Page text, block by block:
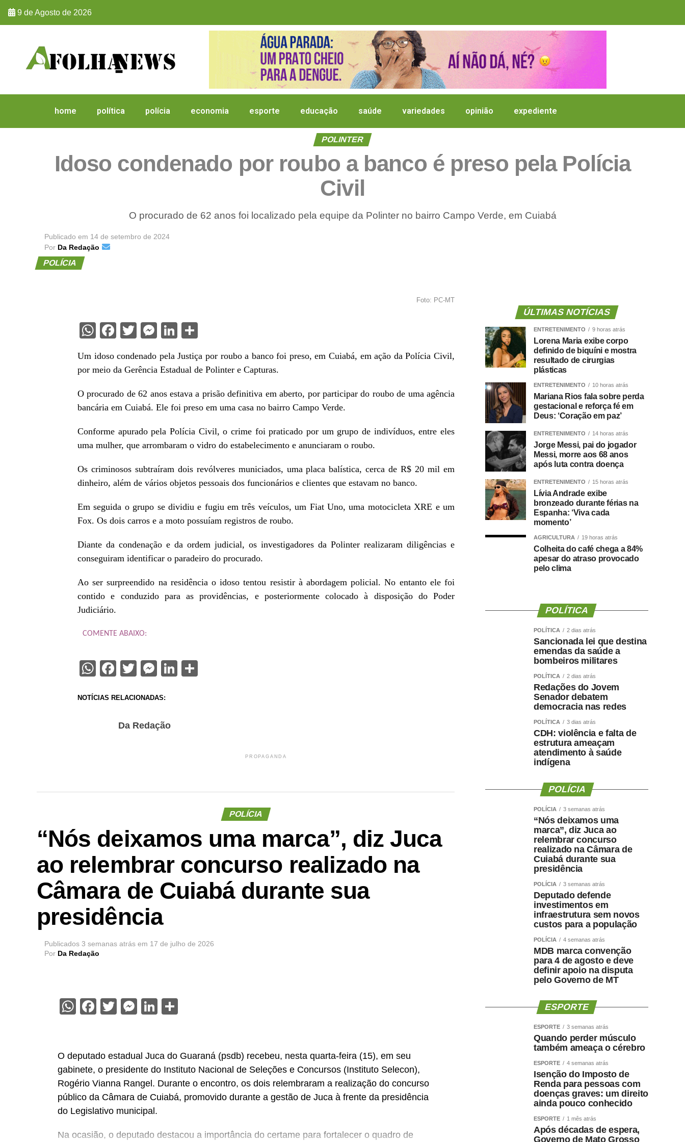
9 de Agosto de 2026
home política polícia economia esporte educação saúde variedades opinião expediente
POLINTER
Idoso condenado por roubo a banco é preso pela Polícia
Civil
O procurado de 62 anos foi localizado pela equipe da Polinter no bairro Campo Verde, em Cuiabá
Publicado em 14 de setembro de 2024
Por Da Redação
POLÍCIA
Foto: PC-MT
WhatsApp
Facebook
TwitterMessenger
LinkedIn
Um idoso condenado pela Justiça por roubo a banco foi preso, em Cuiabá, em ação da Polícia Civil,
por meio da Gerência Estadual de Polinter e Capturas.
O procurado de 62 anos estava a prisão definitiva em aberto, por participar do roubo de uma agência
bancária em Cuiabá. Ele foi preso em uma casa no bairro Campo Verde.
Conforme apurado pela Polícia Civil, o crime foi praticado por um grupo de indivíduos, entre eles
uma mulher, que arrombaram o vidro do estabelecimento e anunciaram o roubo.
Os criminosos subtraíram dois revólveres municiados, uma placa balística, cerca de R$ 20 mil em
dinheiro, além de vários objetos pessoais dos funcionários e clientes que estavam no banco.
Em seguida o grupo se dividiu e fugiu em três veículos, um Fiat Uno, uma motocicleta XRE e um
Fox. Os dois carros e a moto possuíam registros de roubo.
Diante da condenação e da ordem judicial, os investigadores da Polinter realizaram diligências e
conseguiram identificar o paradeiro do procurado.
Ao ser surpreendido na residência o idoso tentou resistir à abordagem policial. No entanto ele foi
contido e conduzido para as providências, e posteriormente colocado à disposição do Poder
Judiciário.
COMENTE ABAIXO:
WhatsApp
Facebook
TwitterMessenger
LinkedIn
NOTÍCIAS RELACIONADAS:
Da Redação
PROPAGANDA
POLÍCIA
“Nós deixamos uma marca”, diz Juca
ao relembrar concurso realizado na
Câmara de Cuiabá durante sua
presidência
Publicados 3 semanas atrás em 17 de julho de 2026
Por Da Redação
WhatsApp
Facebook
TwitterMessenger
LinkedIn
O deputado estadual Juca do Guaraná (psdb) recebeu, nesta quarta-feira (15), em seu
gabinete, o presidente do Instituto Nacional de Seleções e Concursos (Instituto Selecon),
Rogério Vianna Rangel. Durante o encontro, os dois relembraram a realização do concurso
público da Câmara de Cuiabá, promovido durante a gestão de Juca à frente da presidência
do Legislativo municipal.
Na ocasião, o deputado destacou a importância do certame para fortalecer o quadro de
ÚLTIMAS NOTÍCIAS
ENTRETENIMENTO 9 horas atrás
Lorena Maria exibe corpo
definido de biquíni e mostra
resultado de cirurgias
plásticas
ENTRETENIMENTO 10 horas atrás
Mariana Rios fala sobre perda
gestacional e reforça fé em
Deus: ‘Coração em paz’
ENTRETENIMENTO 14 horas atrás
Jorge Messi, pai do jogador
Messi, morre aos 68 anos
após luta contra doença
ENTRETENIMENTO 15 horas atrás
Lívia Andrade exibe
bronzeado durante férias na
Espanha: ‘Viva cada
momento’
AGRICULTURA 19 horas atrás
Colheita do café chega a 84%
apesar do atraso provocado
pelo clima
POLÍTICA
POLÍTICA 2 dias atrás
Sancionada lei que destina
emendas da saúde a
bombeiros militares
POLÍTICA 2 dias atrás
Redações do Jovem
Senador debatem
democracia nas redes
POLÍTICA 3 dias atrás
CDH: violência e falta de
estrutura ameaçam
atendimento à saúde
indígena
POLÍCIA
POLÍCIA 3 semanas atrás
“Nós deixamos uma
marca”, diz Juca ao
relembrar concurso
realizado na Câmara de
Cuiabá durante sua
presidência
POLÍCIA 3 semanas atrás
Deputado defende
investimentos em
infraestrutura sem novos
custos para a população
POLÍCIA 4 semanas atrás
MDB marca convenção
para 4 de agosto e deve
definir apoio na disputa
pelo Governo de MT
ESPORTE
ESPORTE 3 semanas atrás
Quando perder músculo
também ameaça o cérebro
ESPORTE 4 semanas atrás
Isenção do Imposto de
Renda para pessoas com
doenças graves: um direito
ainda pouco conhecido
ESPORTE 1 mês atrás
Após décadas de espera,
Governo de Mato Grosso